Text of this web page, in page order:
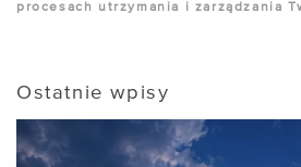
procesach utrzymania i zarządzania
Ostatnie wpisy